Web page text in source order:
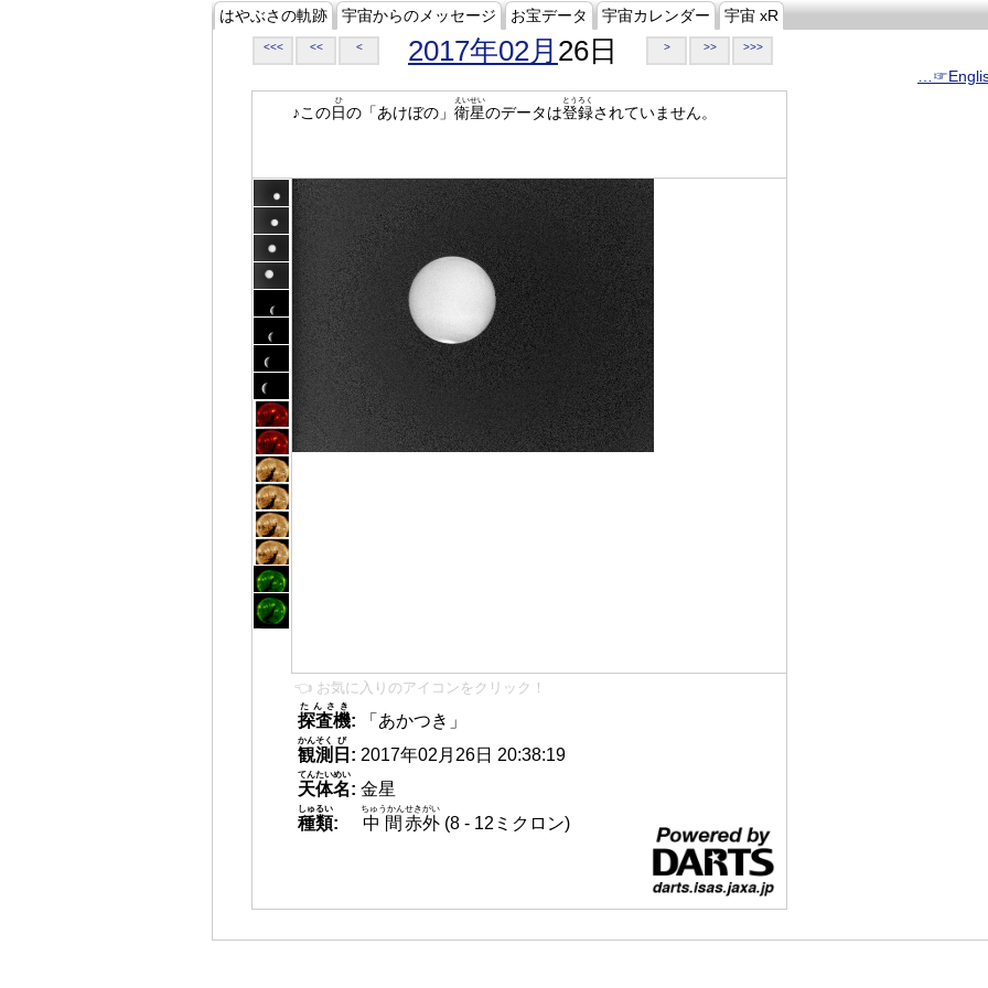
はやぶさの軌跡 宇宙からのメッセージ お宝データ 宇宙カレンダー 宇宙 xR
<<< << < 2017年02月 26日 > >> >>>
♪この日
ひ
の「あけぼの」 衛星
えいせい
のデータは登録
とうろく
されていません。
👈 お気に入りのアイコンをクリック！
探査機
たんさき
:
「あかつき」
観測
かんそく
日
び
: 2017年02月26日 20:38:19
天体名
てんたいめい
: 金星
種類
しゅるい
: 中間
ちゅうかん
赤外
せきがい
(8 - 12ミクロン)